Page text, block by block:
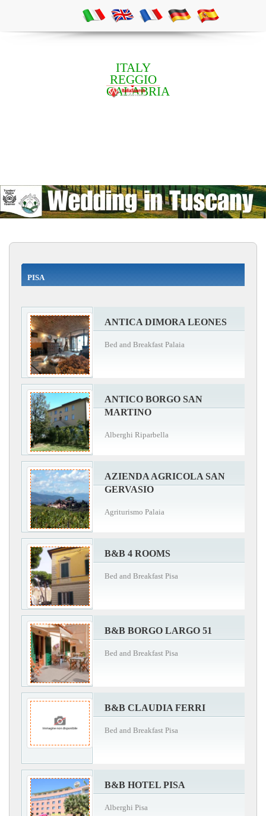
ITALY
REGGIO
CALABRIA
PISA
ANTICA DIMORA LEONES
Bed and Breakfast Palaia
ANTICO BORGO SAN
MARTINO
Alberghi Riparbella
AZIENDA AGRICOLA SAN
GERVASIO
Agriturismo Palaia
B&B 4 ROOMS
Bed and Breakfast Pisa
B&B BORGO LARGO 51
Bed and Breakfast Pisa
B&B CLAUDIA FERRI
Bed and Breakfast Pisa
B&B HOTEL PISA
Alberghi Pisa